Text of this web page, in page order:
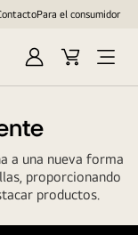
Para el consumidor
Iniciar
sesión
Cesta
de
Abrir
menú
a una nueva forma
proporcionando
productos.